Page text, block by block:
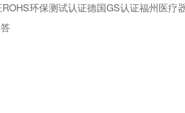
环保测试认证德国GS认证福州医疗
体系认证ISO9000认证咨询ISO14001环境